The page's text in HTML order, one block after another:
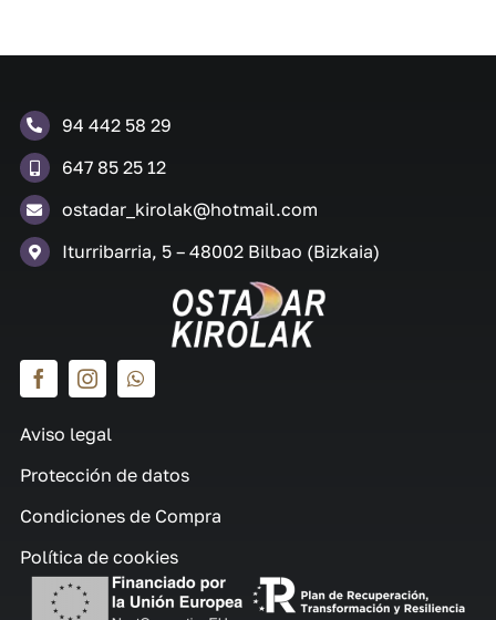
94 442 58 29
647 85 25 12
ostadar_kirolak@hotmail.com
Iturribarria, 5 – 48002 Bilbao (Bizkaia)
Aviso legal
Protección de datos
Condiciones de Compra
Política de cookies